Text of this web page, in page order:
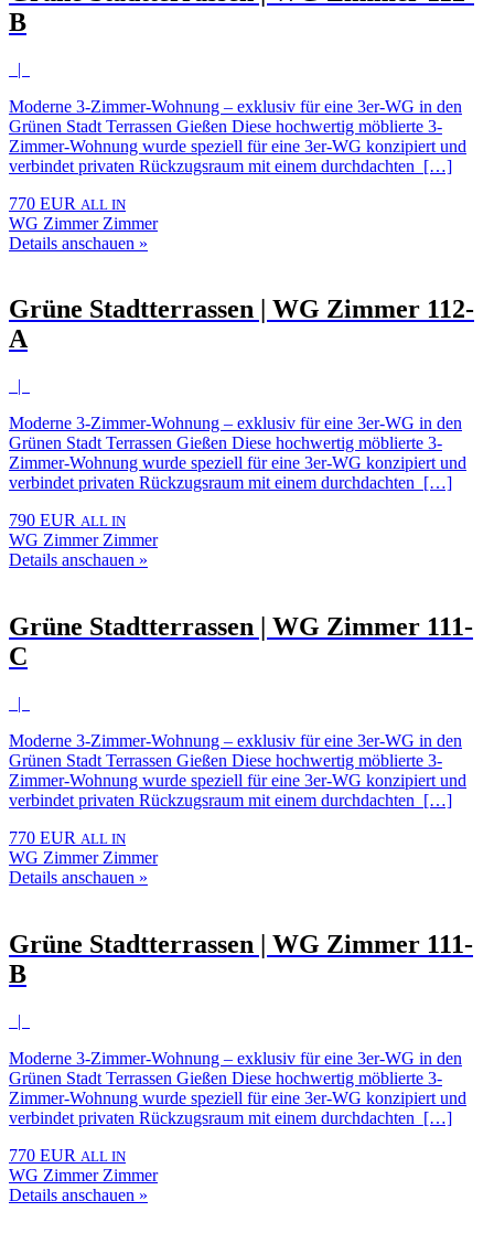
B
|
Moderne 3-Zimmer-Wohnung – exklusiv für eine 3er-WG in den
Grünen Stadt Terrassen Gießen Diese hochwertig möblierte 3-
Zimmer-Wohnung wurde speziell für eine 3er-WG konzipiert und
verbindet privaten Rückzugsraum mit einem durchdachten […]
770 EUR ALL IN
WG Zimmer Zimmer
Details anschauen »
Grüne Stadtterrassen | WG Zimmer 112-
A
|
Moderne 3-Zimmer-Wohnung – exklusiv für eine 3er-WG in den
Grünen Stadt Terrassen Gießen Diese hochwertig möblierte 3-
Zimmer-Wohnung wurde speziell für eine 3er-WG konzipiert und
verbindet privaten Rückzugsraum mit einem durchdachten […]
790 EUR ALL IN
WG Zimmer Zimmer
Details anschauen »
Grüne Stadtterrassen | WG Zimmer 111-
C
|
Moderne 3-Zimmer-Wohnung – exklusiv für eine 3er-WG in den
Grünen Stadt Terrassen Gießen Diese hochwertig möblierte 3-
Zimmer-Wohnung wurde speziell für eine 3er-WG konzipiert und
verbindet privaten Rückzugsraum mit einem durchdachten […]
770 EUR ALL IN
WG Zimmer Zimmer
Details anschauen »
Grüne Stadtterrassen | WG Zimmer 111-
B
|
Moderne 3-Zimmer-Wohnung – exklusiv für eine 3er-WG in den
Grünen Stadt Terrassen Gießen Diese hochwertig möblierte 3-
Zimmer-Wohnung wurde speziell für eine 3er-WG konzipiert und
verbindet privaten Rückzugsraum mit einem durchdachten […]
770 EUR ALL IN
WG Zimmer Zimmer
Details anschauen »